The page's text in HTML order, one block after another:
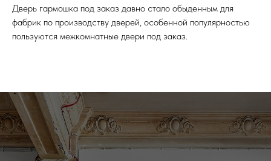
Дверь гармошка под заказ давно стало обыденным для
фабрик по производству дверей, особенной популярностью
пользуются межкомнатные двери под заказ.